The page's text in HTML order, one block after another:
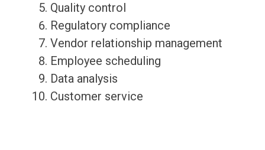
Quality control
Regulatory compliance
Vendor relationship management
Employee scheduling
Data analysis
Customer service